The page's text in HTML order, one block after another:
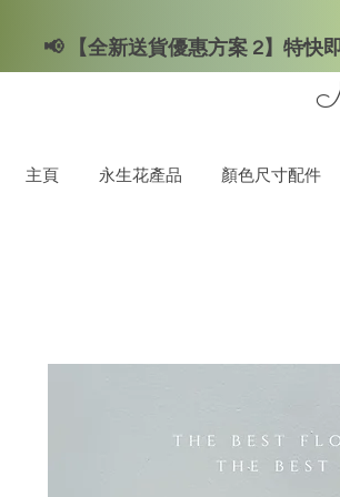
📢 【全新送貨優惠方案 2】特快
主頁 永生花產品 顏色尺寸配件